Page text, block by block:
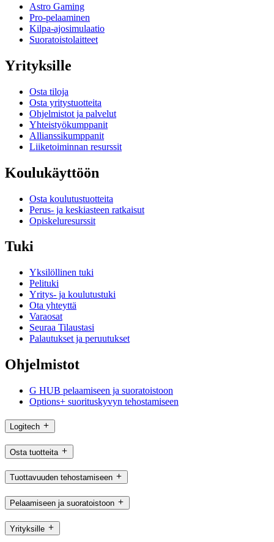
Astro Gaming
Pro-pelaaminen
Kilpa-ajosimulaatio
Suoratoistolaitteet
Yrityksille
Osta tiloja
Osta yritystuotteita
Ohjelmistot ja palvelut
Yhteistyökumppanit
Allianssikumppanit
Liiketoiminnan resurssit
Koulukäyttöön
Osta koulutustuotteita
Perus- ja keskiasteen ratkaisut
Opiskeluresurssit
Tuki
Yksilöllinen tuki
Pelituki
Yritys- ja koulutustuki
Ota yhteyttä
Varaosat
Seuraa Tilaustasi
Palautukset ja peruutukset
Ohjelmistot
G HUB pelaamiseen ja suoratoistoon
Options+ suorituskyvyn tehostamiseen
Logitech
Osta tuotteita
Tuottavuuden tehostamiseen
Pelaamiseen ja suoratoistoon
Yrityksille